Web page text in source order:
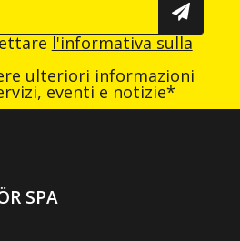
l'informativa sulla
ulteriori informazioni
eventi e notizie*
SPA